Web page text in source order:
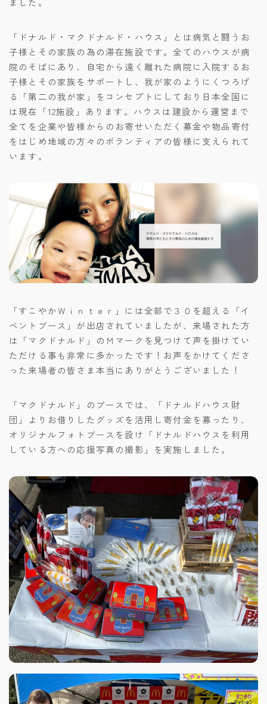
「ドナルド・マクドナルド・ハウス」とは病気と闘うお
子様とその家族の為の滞在施設です。全てのハウスが病
院のそばにあり、自宅から遠く離れた病院に入院するお
子様とその家族をサポートし、我が家のようにくつろげ
る「第二の我が家」をコンセプトにしており日本全国に
は現在「12施設」あります。ハウスは建設から運営まで
全てを企業や皆様からのお寄せいただく募金や物品寄付
をはじめ地域の方々のボランティアの皆様に支えられて
います。
「すこやかＷｉｎｔｅｒ」には全部で３０を超える「イ
ベントブース」が出店されていましたが、来場された方
は「マクドナルド」のＭマークを見つけて声を掛けてい
ただける事も非常に多かったです！お声をかけてくださ
った来場者の皆さま本当にありがとうございました！
「マクドナルド」のブースでは、「ドナルドハウス財
団」よりお借りしたグッズを活用し寄付金を募ったり、
オリジナルフォトブースを設け「ドナルドハウスを利用
している方への応援写真の撮影」を実施しました。